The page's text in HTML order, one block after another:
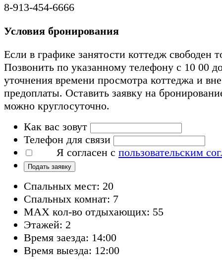
8-913-454-6666
Условия бронирования
Если в графике занятости коттедж свободен
Позвонить по указанному телефону с 10 00
уточнения времени просмотра коттеджа и
предоплаты. Оставить заявку на
можно круглосуточно.
Как вас зовут
Телефон для связи
Я согласен с пользовательским
Подать заявку
Спальных мест: 20
Спальных комнат: 7
MAX кол-во отдыхающих: 55
Этажей: 2
Время заезда: 14:00
Время выезда: 12:00